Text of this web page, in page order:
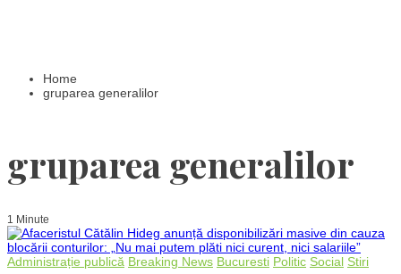
Home
gruparea generalilor
gruparea generalilor
1 Minute
Administrație publică Breaking News Bucuresti Politic Social Stiri